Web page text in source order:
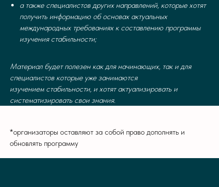
а также специалистов других направлений, которые хотят
получить информацию об основах актуальных
международных требованиях к составлению программы
изучения стабильности;
Материал будет полезен как для начинающих, так и для
специалистов которые уже занимаются
изучением стабильности, и хотят актуализировать и
систематизировать свои знания.
*организаторы оставляют за собой право дополнять и
обновлять программу